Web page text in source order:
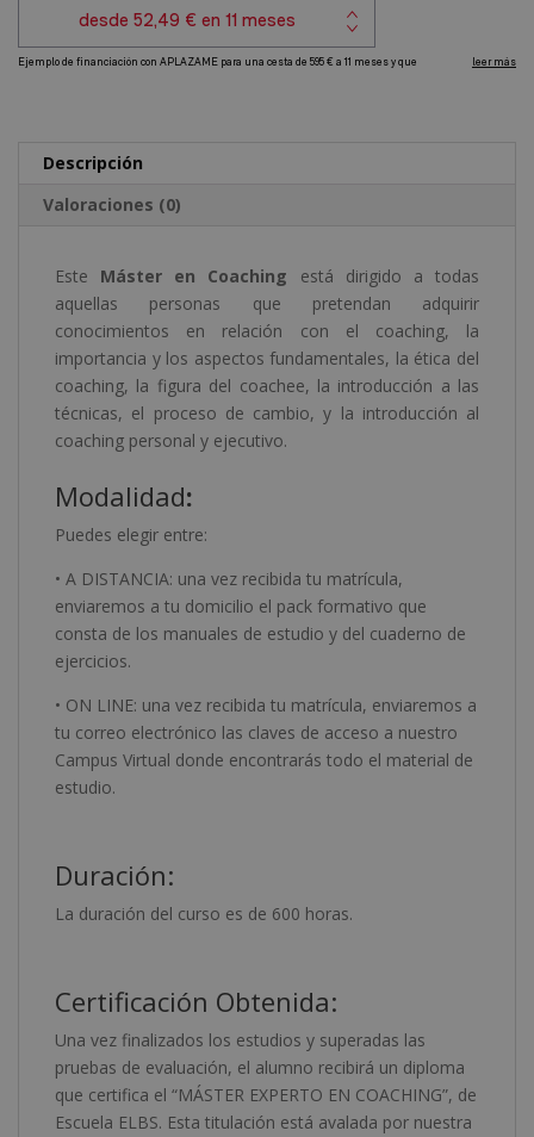
v
Descripción
Valoraciones (0)
Este Máster en Coaching está dirigido a todas
aquellas personas que pretendan adquirir
conocimientos en relación con el coaching, la
importancia y los aspectos fundamentales, la ética del
coaching, la figura del coachee, la introducción a las
técnicas, el proceso de cambio, y la introducción al
coaching personal y ejecutivo.
Modalidad:
Puedes elegir entre:
• A DISTANCIA: una vez recibida tu matrícula,
enviaremos a tu domicilio el pack formativo que
consta de los manuales de estudio y del cuaderno de
ejercicios.
• ON LINE: una vez recibida tu matrícula, enviaremos a
tu correo electrónico las claves de acceso a nuestro
Campus Virtual donde encontrarás todo el material de
estudio.
Duración:
La duración del curso es de 600 horas.
Certificación Obtenida:
Una vez finalizados los estudios y superadas las
pruebas de evaluación, el alumno recibirá un diploma
que certifica el “MÁSTER EXPERTO EN COACHING”, de
Escuela ELBS. Esta titulación está avalada por nuestra